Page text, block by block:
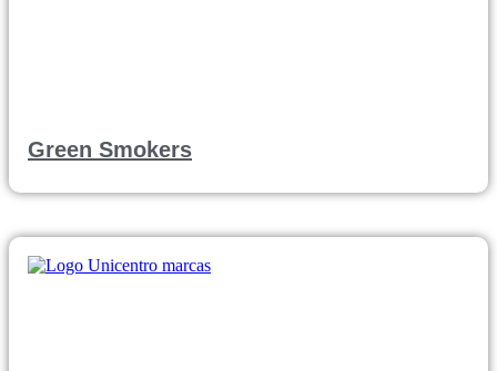
Green Smokers